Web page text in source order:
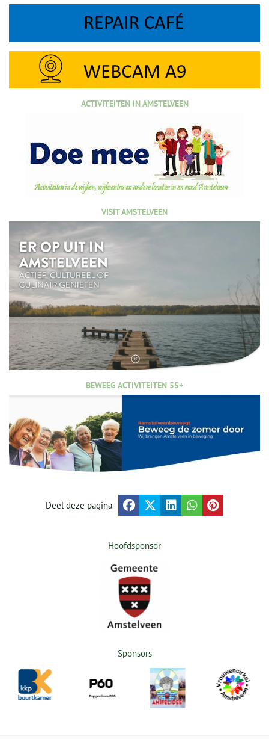
ACTIVITEITEN IN AMSTELVEEN
VISIT AMSTELVEEN
BEWEEG ACTIVITEITEN 55+
Deel deze pagina
Hoofdsponsor
Sponsors